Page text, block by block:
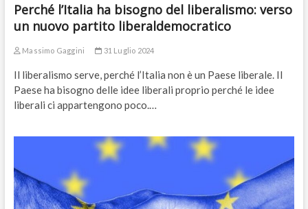
Perché l’Italia ha bisogno del liberalismo: verso
un nuovo partito liberaldemocratico
Massimo Gaggini 31 Luglio 2024
Il liberalismo serve, perché l’Italia non è un Paese liberale. Il
Paese ha bisogno delle idee liberali proprio perché le idee
liberali ci appartengono poco.…